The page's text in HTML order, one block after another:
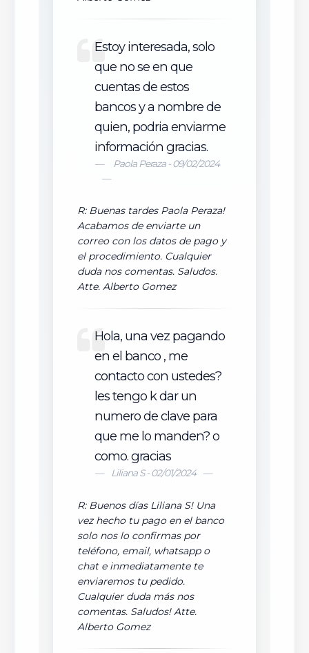
Estoy interesada, solo
que no se en que
cuentas de estos
bancos y a nombre de
quien, podria enviarme
información gracias.
Paola Peraza - 09/02/2024
R: Buenas tardes Paola Peraza!
Acabamos de enviarte un
correo con los datos de pago y
el procedimiento. Cualquier
duda nos comentas. Saludos.
Atte. Alberto Gomez
Hola, una vez pagando
en el banco , me
contacto con ustedes?
les tengo k dar un
numero de clave para
que me lo manden? o
como. gracias
Liliana S - 02/01/2024
R: Buenos días Liliana S! Una
vez hecho tu pago en el banco
solo nos lo confirmas por
teléfono, email, whatsapp o
chat e inmediatamente te
enviaremos tu pedido.
Cualquier duda más nos
comentas. Saludos! Atte.
Alberto Gomez